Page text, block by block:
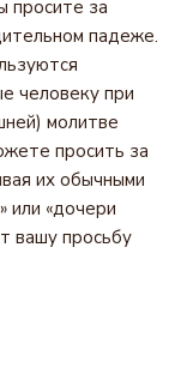
просите за
падеже.
человеку при
молитве
просить за
их обычными
или «дочери
вашу просьбу